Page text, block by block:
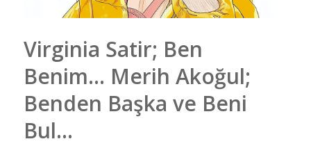
Virginia Satir; Ben
Benim… Merih Akoğul;
Benden Başka ve Beni
Bul…